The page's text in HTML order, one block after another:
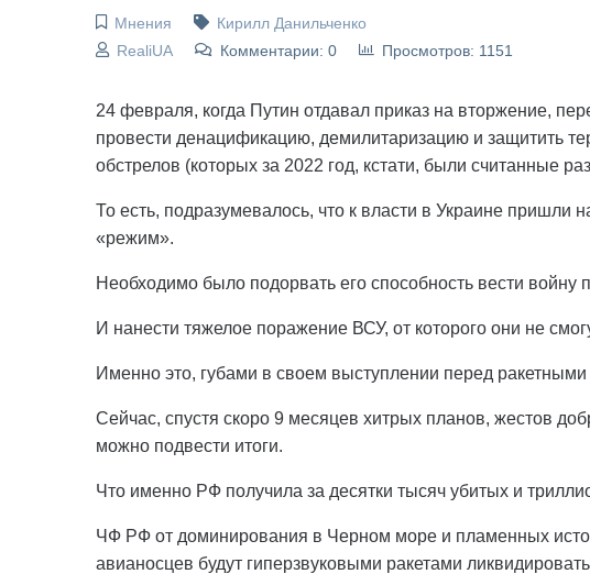
Мнения
Кирилл Данильченко
RealiUA
Комментарии: 0 Просмотров: 1151
24 февраля, когда Путин отдавал приказ на вторжение,
провести денацификацию, демилитаризацию и защитить
обстрелов (которых за 2022 год, кстати, были считанные
То есть, подразумевалось, что к власти в Украине пришли
«режим».
Необходимо было подорвать его способность вести войну
И нанести тяжелое поражение ВСУ, от которого они не
Именно это, губами в своем выступлении перед
Сейчас, спустя скоро 9 месяцев хитрых планов, жестов
можно подвести итоги.
Что именно РФ получила за десятки тысяч убитых и
ЧФ РФ от доминирования в Черном море и пламенных
авианосцев будут гиперзвуковыми ракетами